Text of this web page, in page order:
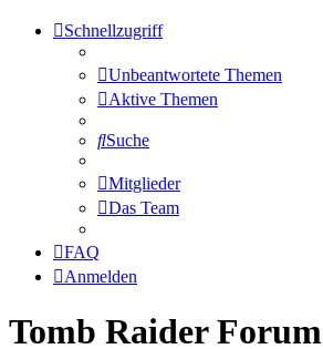
Schnellzugriff
Unbeantwortete Themen
Aktive Themen
Suche
Mitglieder
Das Team
FAQ
Anmelden
Tomb Raider Forum